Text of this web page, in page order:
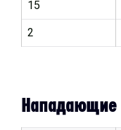
15
2
Нападающие